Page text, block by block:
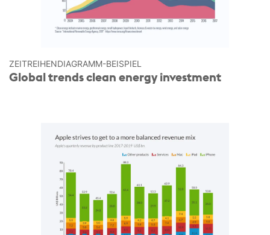
ZEITREIHEN­DIAGRAMM-BEISPIEL
Global trends clean energy investment